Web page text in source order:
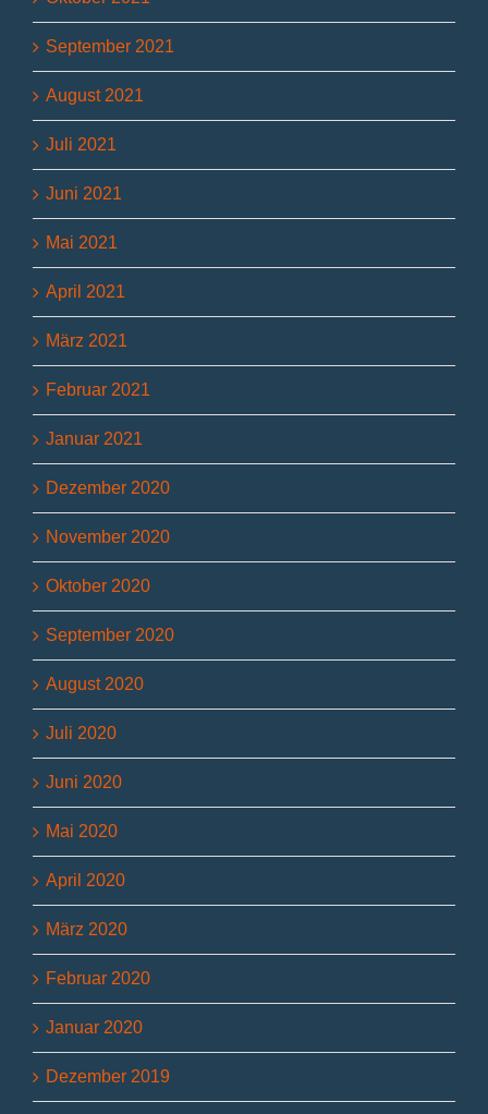
September 2021
August 2021
Juli 2021
Juni 2021
Mai 2021
April 2021
März 2021
Februar 2021
Januar 2021
Dezember 2020
November 2020
Oktober 2020
September 2020
August 2020
Juli 2020
Juni 2020
Mai 2020
April 2020
März 2020
Februar 2020
Januar 2020
Dezember 2019